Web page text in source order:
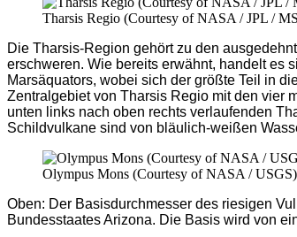
Tharsis Regio (Courtesy of NASA / JPL /
Die Tharsis-Region gehört zu den
erschweren. Wie bereits erwähnt, handelt es
Marsäquators, wobei sich der größte Teil in
Zentralgebiet von Tharsis Regio mit den vier
unten links nach oben rechts verlaufenden
Schildvulkane sind von bläulich-weißen
Olympus Mons (Courtesy of NASA / USGS)
Oben: Der Basisdurchmesser des riesigen
Bundesstaates Arizona. Die Basis wird von